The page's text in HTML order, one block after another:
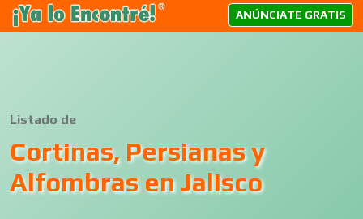
ANÚNCIATE GRATIS
Listado de
Cortinas, Persianas y
Alfombras en Jalisco